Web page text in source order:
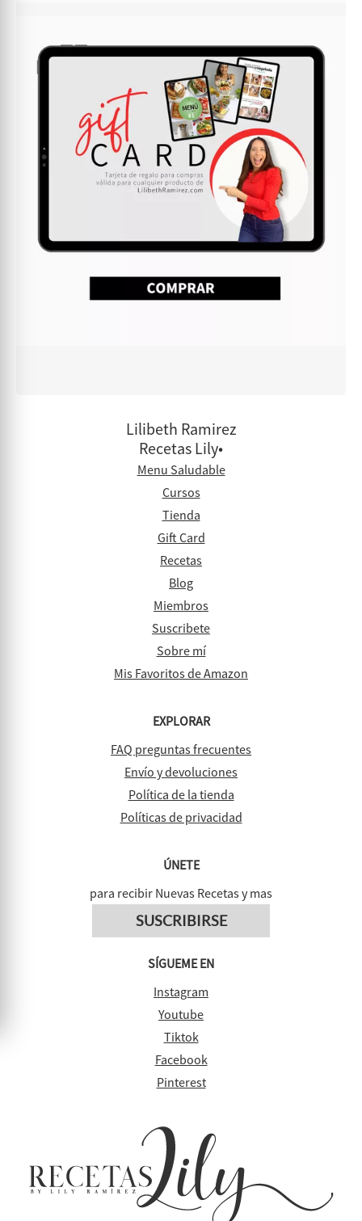
Lilibeth Ramirez
Recetas Lily•
Menu Saludable
Cursos
Tienda
Gift Card
Recetas
Blog
Miembros
Suscribete
Sobre mí
Mis Favoritos de Amazon
EXPLORAR
FAQ preguntas frecuentes
Envío y devoluciones
Política de la tienda
Políticas de privacidad
ÚNETE
para recibir Nuevas Recetas y mas
SUSCRIBIRSE
SÍGUEME EN
Instagram
Youtube
Tiktok
Facebook
Pinterest